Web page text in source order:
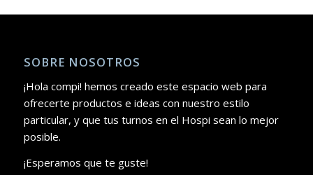
SOBRE NOSOTROS
¡Hola compi! hemos creado este espacio web para
ofrecerte productos e ideas con nuestro estilo
particular, y que tus turnos en el Hospi sean lo mejor
posible.
¡Esperamos que te guste!